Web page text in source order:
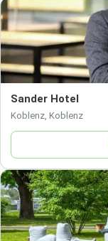
Sander Hotel
Koblenz, Koblenz